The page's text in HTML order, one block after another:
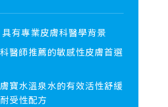
有專業皮膚科醫學背景
醫師推薦的敏感性皮膚首選
寶水溫泉水的有效活性舒緩
受性配方